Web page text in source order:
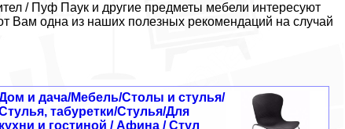
/ Пуф Паук и другие предметы мебели интересуют
Вам одна из наших полезных рекомендаций на случай
и дача/Мебель/Столы и стулья/
табуретки/Стулья/Для
кухни и гостиной / Афина / Стул